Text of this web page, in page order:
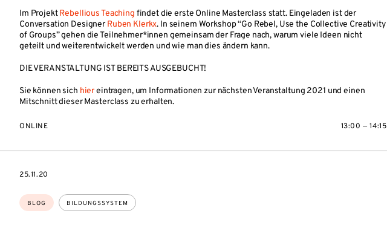
Im ProjektRebellious Teaching findet die erste Online Masterclass statt. Eingeladen ist der
Conversation DesignerRuben Klerkx. In seinem Workshop “Go Rebel, Use the Collective Creativity
of Groups” gehen die Teilnehmer*innen gemeinsam der Frage nach, warum viele Ideen nicht
geteilt und weiterentwickelt werden und wie man dies ändern kann.
DIE VERANSTALTUNG IST BEREITS AUSGEBUCHT!
Sie können sich hiereintragen, um Informationen zur nächsten Veranstaltung 2021 und einen
Mitschnitt dieser Masterclass zu erhalten.
ONLINE 13:00 — 14:15
Themen:
BLOG BILDUNGSSYSTEM
DATE
25.11.20